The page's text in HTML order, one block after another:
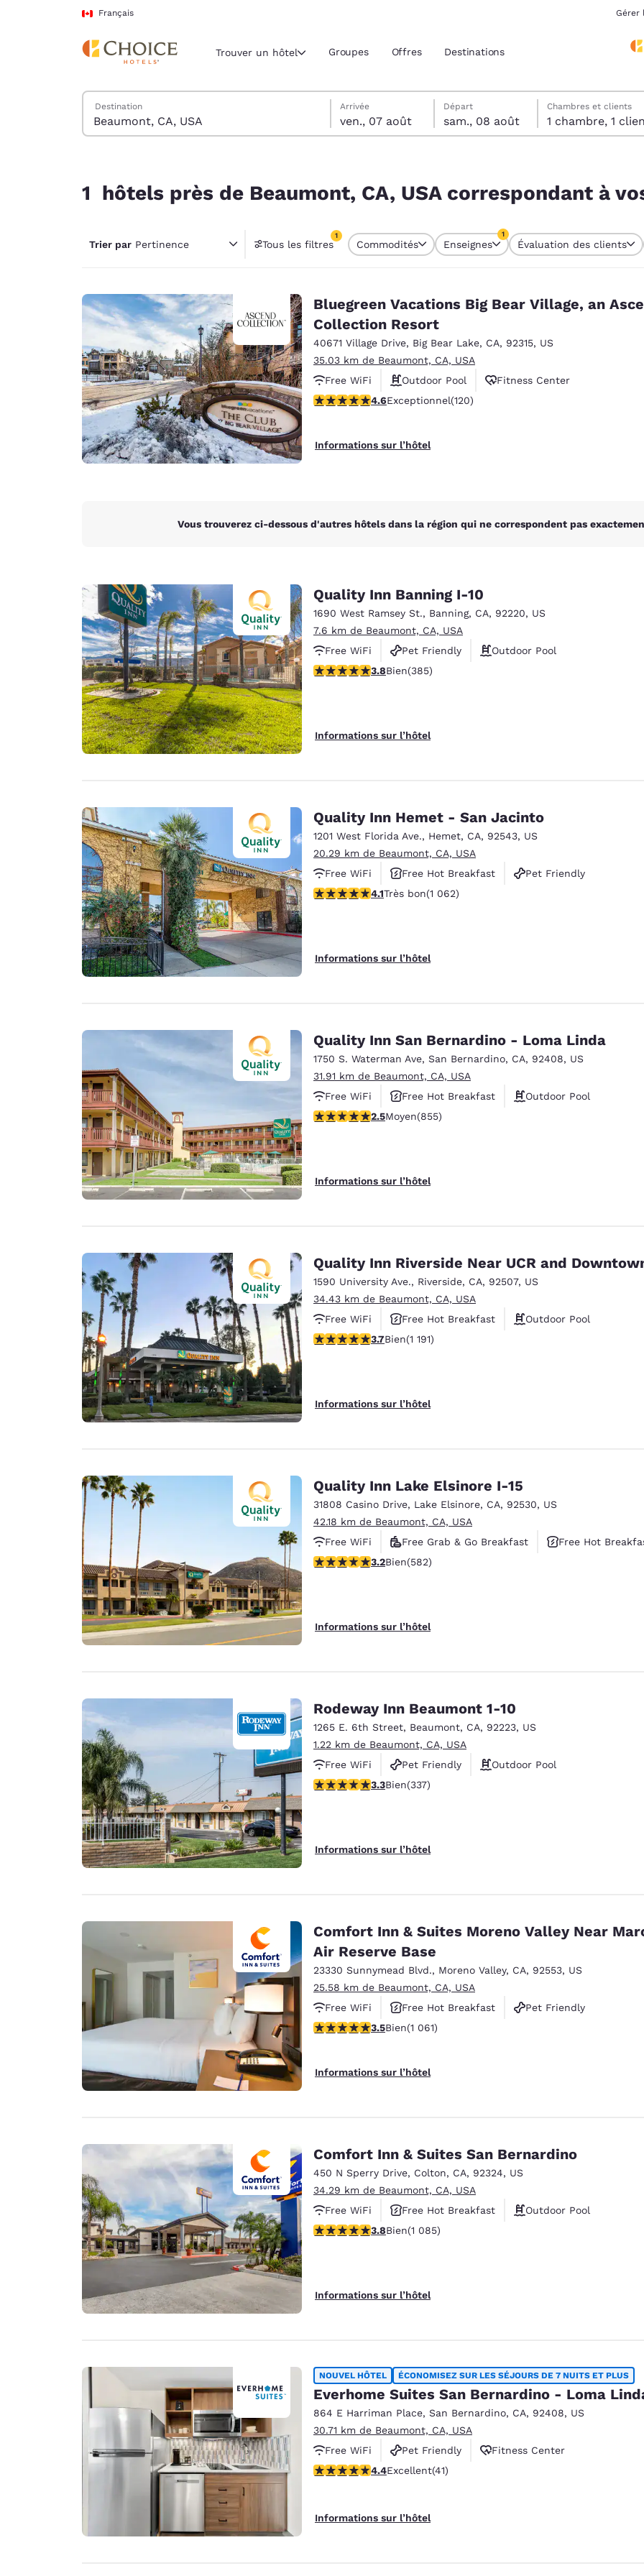
Passer à Contenu Principal
Français
Région et emplacement actuels
Amériques
United States
English
Estados Unidos
Español Español
Canada
Français
México
Europe
Deutschland
Deutsch English
Spain
English
United Kingdom
Australia
English
India
English
Gérer
Trouver un hôtel Groupes Offres Destinations
Trouver des hôtels
Destination
vendredi 7 août
Arrivée
ven., 07 août
samedi 8 août
Départ
sam., 08 août
Date de départ sélectionnée au samedi 8 août
Date d’arrivée sélectionnée au vendredi 7 août
Chambres et clients
1 chambre, 1
1 hôtels près de Beaumont, CA, USA correspondant à
Trier par Pertinence Tous les filtres
1
1 filtre actuellement sélectionné
Commodités Enseignes
1
Évaluation des clients
Bluegreen Vacations Big Bear Village, an
Collection Resort
40671 Village Drive, Big Bear Lake, CA, 92315, US
35.03 km de Beaumont, CA, USA
Free WiFi
Outdoor Pool
Fitness Center
4.63 étoiles. Exceptionnel. 120 commentaires
4.6Exceptionnel(120)
Informations sur l’hôtel
Vous trouverez ci-dessous d'autres hôtels dans la région qui ne correspondent pas
Quality Inn Banning I-10
1690 West Ramsey St., Banning, CA, 92220, US
7.6 km de Beaumont, CA, USA
Free WiFi
Pet Friendly
Outdoor Pool
3.81 étoiles. Bien. 385 commentaires
3.8Bien(385)
Informations sur l’hôtel
Quality Inn Hemet - San Jacinto
1201 West Florida Ave., Hemet, CA, 92543, US
20.29 km de Beaumont, CA, USA
Free WiFi
Free Hot Breakfast
Pet Friendly
4.07 étoiles. Très bon. 1062 commentaires
4.1Très bon(1 062)
Informations sur l’hôtel
Quality Inn San Bernardino - Loma Linda
1750 S. Waterman Ave, San Bernardino, CA, 92408, US
31.91 km de Beaumont, CA, USA
Free WiFi
Free Hot Breakfast
Outdoor Pool
2.49 étoiles. Moyen. 855 commentaires
2.5Moyen(855)
Informations sur l’hôtel
Quality Inn Riverside Near UCR and
1590 University Ave., Riverside, CA, 92507, US
34.43 km de Beaumont, CA, USA
Free WiFi
Free Hot Breakfast
Outdoor Pool
3.66 étoiles. Bien. 1191 commentaires
3.7Bien(1 191)
Informations sur l’hôtel
Quality Inn Lake Elsinore I-15
31808 Casino Drive, Lake Elsinore, CA, 92530, US
42.18 km de Beaumont, CA, USA
Free WiFi
Free Grab & Go Breakfast
Free Hot
3.23 étoiles. Bien. 582 commentaires
3.2Bien(582)
Informations sur l’hôtel
Rodeway Inn Beaumont 1-10
1265 E. 6th Street, Beaumont, CA, 92223, US
1.22 km de Beaumont, CA, USA
Free WiFi
Pet Friendly
Outdoor Pool
3.26 étoiles. Bien. 337 commentaires
3.3Bien(337)
Informations sur l’hôtel
Comfort Inn & Suites Moreno Valley Near
Air Reserve Base
23330 Sunnymead Blvd., Moreno Valley, CA, 92553, US
25.58 km de Beaumont, CA, USA
Free WiFi
Free Hot Breakfast
Pet Friendly
3.54 étoiles. Bien. 1061 commentaires
3.5Bien(1 061)
Informations sur l’hôtel
Comfort Inn & Suites San Bernardino
450 N Sperry Drive, Colton, CA, 92324, US
34.29 km de Beaumont, CA, USA
Free WiFi
Free Hot Breakfast
Outdoor Pool
3.82 étoiles. Bien. 1085 commentaires
3.8Bien(1 085)
Informations sur l’hôtel
NOUVEL HÔTEL ÉCONOMISEZ SUR LES SÉJOURS DE 7 NUITS ET PLUS
Everhome Suites San Bernardino - Loma
864 E Harriman Place, San Bernardino, CA, 92408, US
30.71 km de Beaumont, CA, USA
Free WiFi
Pet Friendly
Fitness Center
4.39 étoiles. Excellent. 41 commentaires
4.4Excellent(41)
Informations sur l’hôtel